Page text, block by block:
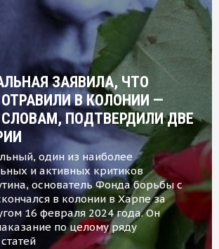
ЗАЯВИЛА, ЧТО
В КОЛОНИИ —
СЛОВАМ, ПОДТВЕРДИЛИ ДВЕ
один из наиболее
и активных критиков
основатель Фонда борьбы с
в колонии в Харпе за
16 февраля 2024 года. Он
по целому ряду